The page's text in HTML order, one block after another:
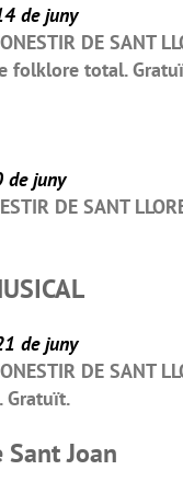
de juny
DE SANT
folklore total.
de juny
DE SANT
de juny
DE SANT
Gratuït.
Joan